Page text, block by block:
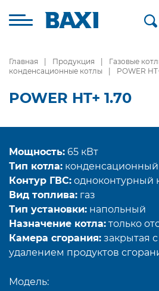
Главная Продукция Газовые
конденсационные котлы
POWER
POWER HT+ 1.70
Мощность: 65 кВт
Тип котла: конденсационный
Контур ГВС: одноконтурный
Вид топлива: газ
Тип установки: напольный
Назначение котла: только
Камера сгорания: закрытая
удалением продуктов
Модель: